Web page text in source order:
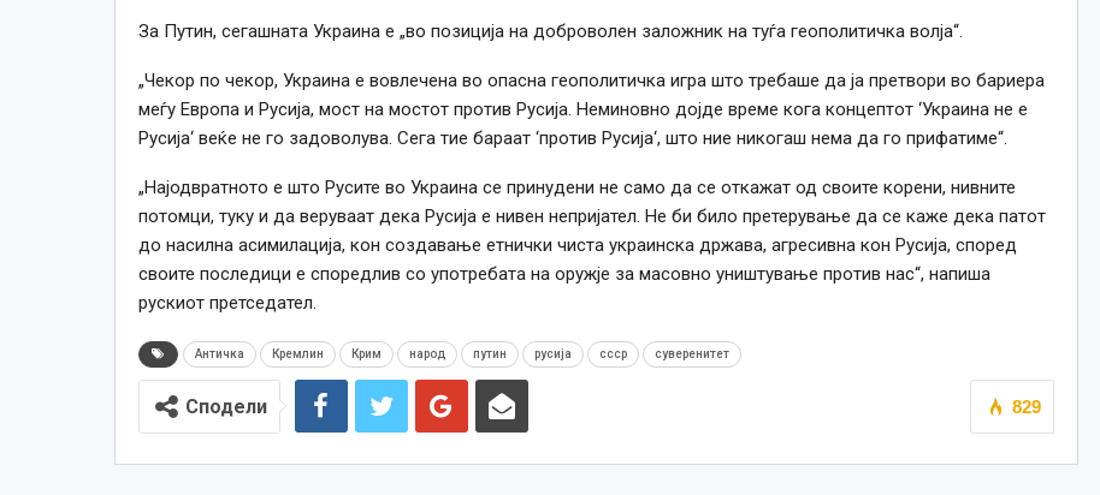
За Путин, сегашната Украина е „во позиција на доброволен заложник на туѓа геополитичка волја“.
„Чекор по чекор, Украина е вовлечена во опасна геополитичка игра што требаше да ја претвори во бариера
меѓу Европа и Русија, мост на мостот против Русија. Неминовно дојде време кога концептот ‘Украина не е
Русија‘ веќе не го задоволува. Сега тие бараат ‘против Русија‘, што ние никогаш нема да го прифатиме“.
„Најодвратното е што Русите во Украина се принудени не само да се откажат од своите корени, нивните
потомци, туку и да веруваат дека Русија е нивен непријател. Не би било претерување да се каже дека патот
до насилна асимилација, кон создавање етнички чиста украинска држава, агресивна кон Русија, според
своите последици е споредлив со употребата на оружје за масовно уништување против нас“, напиша
рускиот претседател.
Античка Кремлин Крим народ путин русија ссср суверенитет
829
Сподели